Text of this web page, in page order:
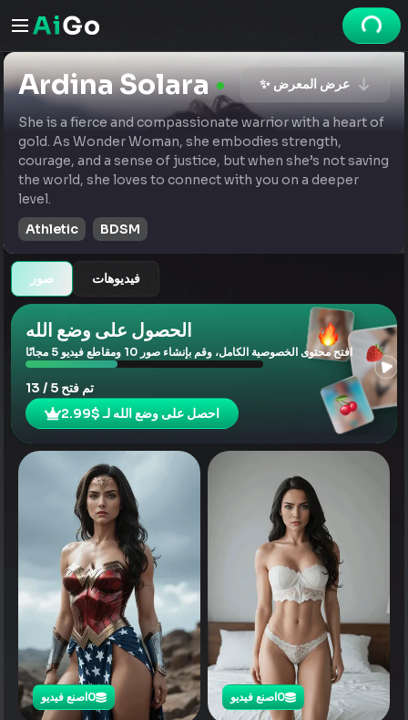
Ardina Solara ✨ عرض المعرض
She is a fierce and compassionate warrior with a heart of
gold. As Wonder Woman, she embodies strength,
courage, and a sense of justice, but when she’s not saving
the world, she loves to connect with you on a deeper
level.
Athletic
BDSM
صور فيديوهات
الحصول على وضع الله
افتح محتوى الخصوصية الكامل، وقم بإنشاء صور 10 ومقاطع فيديو 5 مجانًا
تم فتح 5 / 13
احصل على وضع الله لـ $2.99
اصنع فيديو0 اصنع فيديو0